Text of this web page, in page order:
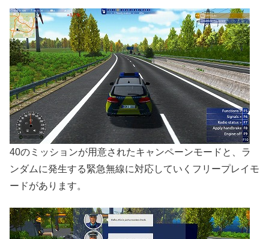
40のミッションが用意されたキャンペーンモードと、ラ
ンダムに発生する緊急無線に対応していくフリープレイモ
ードがあります。